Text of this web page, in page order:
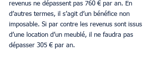
revenus ne dépassent pas 760 € par an. En
d’autres termes, il s’agit d’un bénéfice non
imposable. Si par contre les revenus sont issus
d’une location d’un meublé, il ne faudra pas
dépasser 305 € par an.